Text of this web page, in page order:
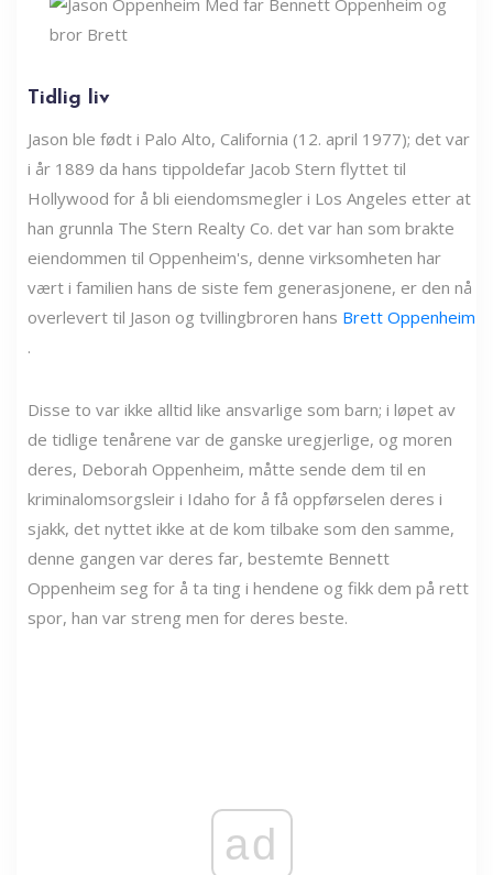
Tidlig liv
Jason ble født i Palo Alto, California (12. april 1977); det var
i år 1889 da hans tippoldefar Jacob Stern flyttet til
Hollywood for å bli eiendomsmegler i Los Angeles etter at
han grunnla The Stern Realty Co. det var han som brakte
eiendommen til Oppenheim's, denne virksomheten har
vært i familien hans de siste fem generasjonene, er den nå
overlevert til Jason og tvillingbroren hans Brett Oppenheim
.
Disse to var ikke alltid like ansvarlige som barn; i løpet av
de tidlige tenårene var de ganske uregjerlige, og moren
deres, Deborah Oppenheim, måtte sende dem til en
kriminalomsorgsleir i Idaho for å få oppførselen deres i
sjakk, det nyttet ikke at de kom tilbake som den samme,
denne gangen var deres far, bestemte Bennett
Oppenheim seg for å ta ting i hendene og fikk dem på rett
spor, han var streng men for deres beste.
ad